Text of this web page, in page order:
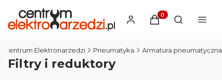
Produkty w
Otwórz
Centrum Elektronarzedzi Pneumatyka Armatura pneumatyczna
Filtry i reduktory